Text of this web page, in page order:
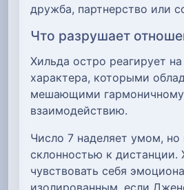
дружба, партнерство или
Что разрушает
Хильда остро реагирует
характера, которыми
мешающими гармоничному
взаимодействию.
Число 7 наделяет умом,
склонностью к
чувствовать себя
изолированным, если